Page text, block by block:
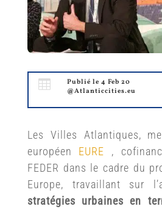

Publié le 4 Feb 20
@Atlanticcities.eu
Les Villes Atlantiques,
européen EURE ,
FEDER dans le cadre du
Europe, travaillant sur
stratégies urbaines en